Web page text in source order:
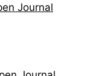
Journal